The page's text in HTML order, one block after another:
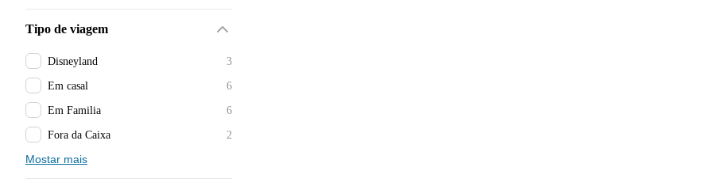
Tipo de viagem
Disneyland 3
Em casal 6
Em Familia 6
Fora da Caixa 2
Mostar mais